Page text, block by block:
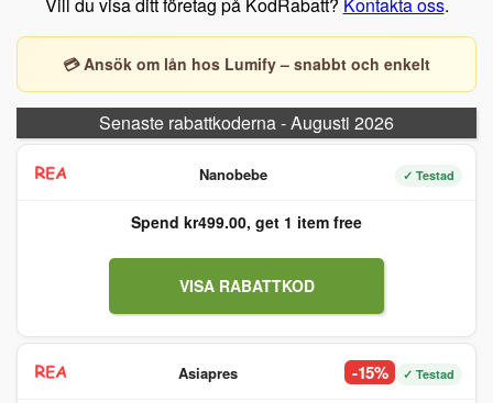
💳 Ansök om lån hos Lumify – snabbt och enkelt
Senaste rabattkoderna - Augusti 2026
Nanobebe ✓ Testad
Spend kr499.00, get 1 item free
VISA RABATTKOD
Asiapres -15% ✓ Testad